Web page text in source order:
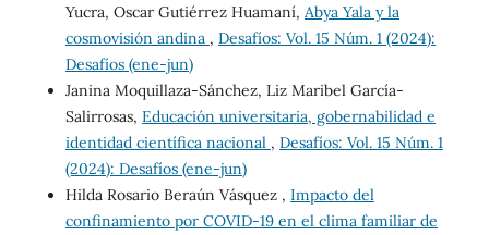
Yucra, Oscar Gutiérrez Huamaní, Abya Yala y la
cosmovisión andina , Desafíos: Vol. 15 Núm. 1 (2024):
Desafíos (ene-jun)
Janina Moquillaza-Sánchez, Liz Maribel García-
Salirrosas, Educación universitaria, gobernabilidad e
identidad científica nacional , Desafíos: Vol. 15 Núm. 1
(2024): Desafíos (ene-jun)
Hilda Rosario Beraún Vásquez , Impacto del
confinamiento por COVID-19 en el clima familiar de